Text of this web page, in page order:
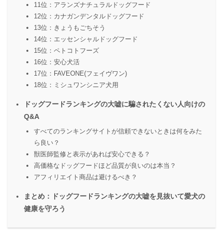
11位：アランズナチュラルドッグフード
12位：カナガンデンタルドッグフード
13位：きょうもごちそう
14位：エッセンシャルドッグフード
15位：ペトコトフーズ
16位：安心犬活
17位：FAVEONE(フェイヴワン)
18位：ミシュワンシニア犬用
ドッグフードランキングの大嘘に騙されたくない人向けの
Q&A
すべてのランキングサイトが信頼できないときは何をみた
ら良い？
獣医師監修と表示があれば安心できる？
高価格なドッグフードほど品質が良いのは本当？
アフィリエイト商品は避けるべき？
まとめ：ドッグフードランキングの大嘘を見抜いて愛犬の
健康を守ろう